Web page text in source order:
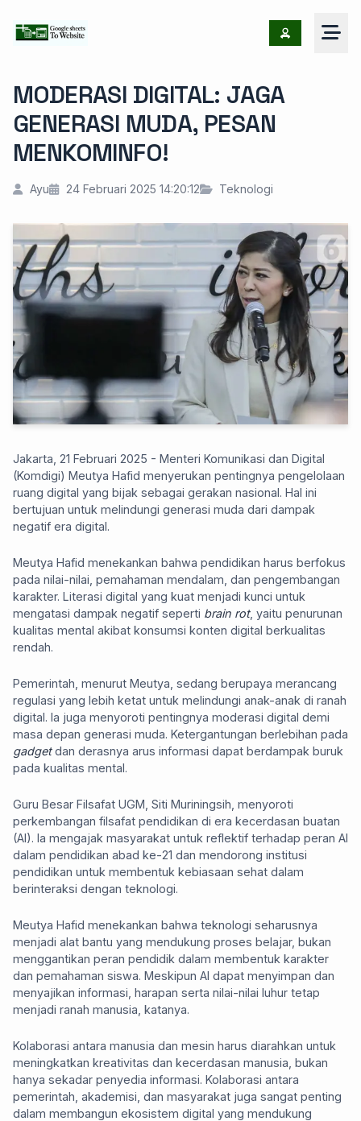
MODERASI DIGITAL: JAGA
GENERASI MUDA, PESAN
MENKOMINFO!
Ayu 24 Februari 2025 14:20:12 Teknologi
Jakarta, 21 Februari 2025 - Menteri Komunikasi dan Digital
(Komdigi) Meutya Hafid menyerukan pentingnya pengelolaan
ruang digital yang bijak sebagai gerakan nasional. Hal ini
bertujuan untuk melindungi generasi muda dari dampak
negatif era digital.
Meutya Hafid menekankan bahwa pendidikan harus berfokus
pada nilai-nilai, pemahaman mendalam, dan pengembangan
karakter. Literasi digital yang kuat menjadi kunci untuk
mengatasi dampak negatif seperti brain rot, yaitu penurunan
kualitas mental akibat konsumsi konten digital berkualitas
rendah.
Pemerintah, menurut Meutya, sedang berupaya merancang
regulasi yang lebih ketat untuk melindungi anak-anak di ranah
digital. Ia juga menyoroti pentingnya moderasi digital demi
masa depan generasi muda. Ketergantungan berlebihan pada
gadgetdan derasnya arus informasi dapat berdampak buruk
pada kualitas mental.
Guru Besar Filsafat UGM, Siti Muriningsih, menyoroti
perkembangan filsafat pendidikan di era kecerdasan buatan
(AI). Ia mengajak masyarakat untuk reflektif terhadap peran AI
dalam pendidikan abad ke-21 dan mendorong institusi
pendidikan untuk membentuk kebiasaan sehat dalam
berinteraksi dengan teknologi.
Meutya Hafid menekankan bahwa teknologi seharusnya
menjadi alat bantu yang mendukung proses belajar, bukan
menggantikan peran pendidik dalam membentuk karakter
dan pemahaman siswa. Meskipun AI dapat menyimpan dan
menyajikan informasi, harapan serta nilai-nilai luhur tetap
menjadi ranah manusia, katanya.
Kolaborasi antara manusia dan mesin harus diarahkan untuk
meningkatkan kreativitas dan kecerdasan manusia, bukan
hanya sekadar penyedia informasi. Kolaborasi antara
pemerintah, akademisi, dan masyarakat juga sangat penting
dalam membangun ekosistem digital yang mendukung